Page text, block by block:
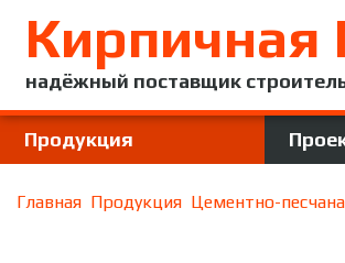
Кирпичная
надёжный поставщик
Продукция
Главная Продукция Цементно-